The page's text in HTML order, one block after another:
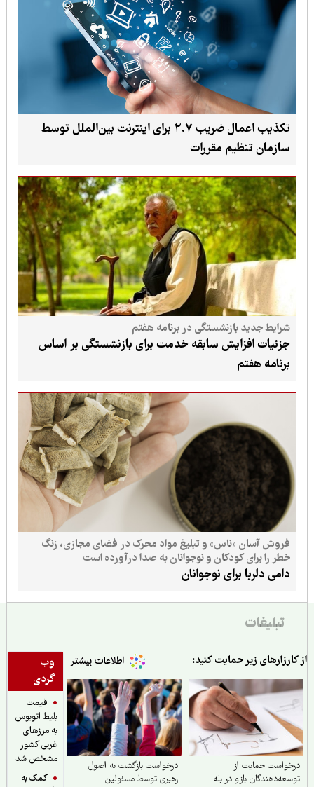
تکذیب اعمال ضریب ۲.۷ برای اینترنت بین‌الملل توسط
سازمان تنظیم مقررات
شرایط جدید بازنشستگی در برنامه هفتم
جزئیات افزایش سابقه خدمت برای بازنشستگی بر اساس
برنامه هفتم
فروش آسان «ناس» و تبلیغ مواد محرک در فضای مجازی، زنگ
خطر را برای کودکان و نوجوانان به صدا درآورده است
دامی دلربا برای نوجوانان
تبلیغات
وب
گردی
قیمت
بلیط اتوبوس
به مرزهای
غربی کشور
مشخص شد
کمک به
زیر حمایت کنید:
حمایت از
بازو در بله
درخواست بازگشت به اصول
رهبری توسط مسئولین